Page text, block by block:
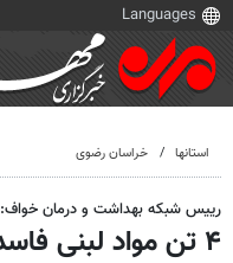
استانها خراسان رضوی
رییس شبکه بهداشت و درمان خواف:
۴ تن مواد لبنی فاسد در خواف معدوم شد